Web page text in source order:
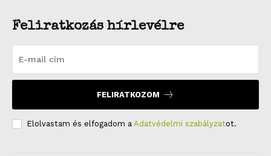
Feliratkozás hírlevélre
FELIRATKOZOM
Elolvastam és elfogadom a Adatvédelmi szabályzatot.